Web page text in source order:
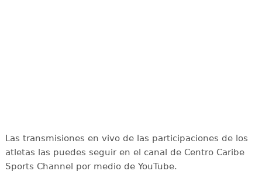
Las transmisiones en vivo de las participaciones de los
atletas las puedes seguir en el canal de Centro Caribe
Sports Channel por medio de YouTube.